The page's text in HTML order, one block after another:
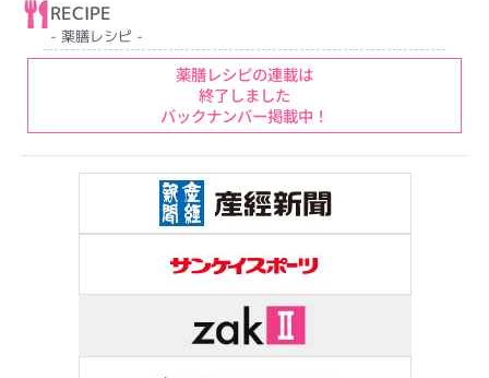
RECIPE
- 薬膳レシピ -
薬膳レシピの連載は
終了しました
バックナンバー掲載中！